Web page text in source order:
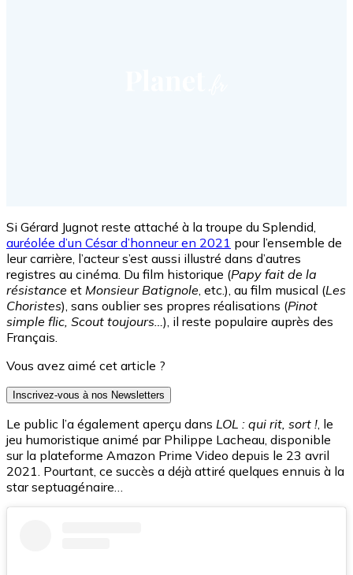
Si Gérard Jugnot reste attaché à la troupe du Splendid,
auréolée d’un César d’honneur en 2021 pour l’ensemble de
leur carrière, l’acteur s’est aussi illustré dans d’autres
registres au cinéma. Du film historique (Papy fait de la
résistance et Monsieur Batignole , etc.), au film musical (Les
Choristes), sans oublier ses propres réalisations (Pinot
simple flic, Scout toujours… ), il reste populaire auprès des
Français.
Vous avez aimé cet article ?
Inscrivez-vous à nos Newsletters
Le public l’a également aperçu dans LOL : qui rit, sort ! , le
jeu humoristique animé par Philippe Lacheau, disponible
sur la plateforme Amazon Prime Video depuis le 23 avril
2021. Pourtant, ce succès a déjà attiré quelques ennuis à la
star septuagénaire…